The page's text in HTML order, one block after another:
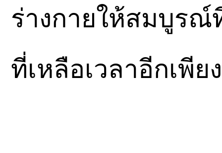
ร่างกายให้สมบูร
ที่เหลือเวลาอีกเพีย